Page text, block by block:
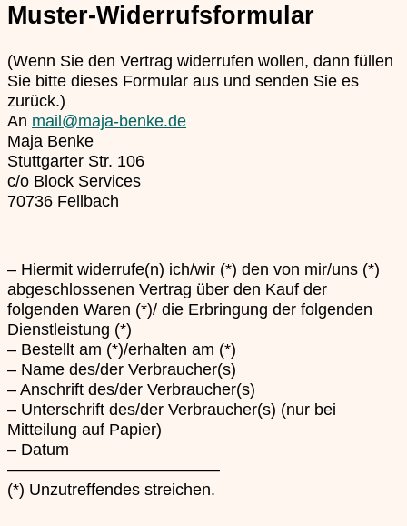
Muster-Widerrufsformular
(Wenn Sie den Vertrag widerrufen wollen, dann füllen
Sie bitte dieses Formular aus und senden Sie es
zurück.)
An mail@maja-benke.de
Maja Benke
Stuttgarter Str. 106
c/o Block Services
70736 Fellbach
– Hiermit widerrufe(n) ich/wir (*) den von mir/uns (*)
abgeschlossenen Vertrag über den Kauf der
folgenden Waren (*)/ die Erbringung der folgenden
Dienstleistung (*)
– Bestellt am (*)/erhalten am (*)
– Name des/der Verbraucher(s)
– Anschrift des/der Verbraucher(s)
– Unterschrift des/der Verbraucher(s) (nur bei
Mitteilung auf Papier)
– Datum
—————————————
(*) Unzutreffendes streichen.